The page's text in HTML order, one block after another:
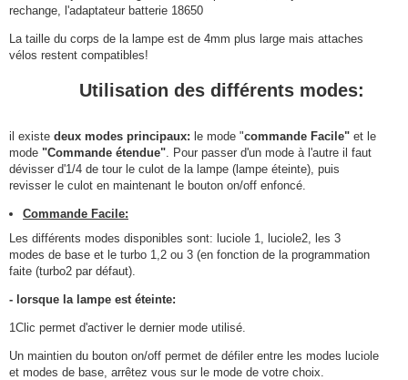
rechange, l'adaptateur batterie 18650
La taille du corps de la lampe est de 4mm plus large mais attaches
vélos restent compatibles!
Utilisation des différents modes:
il existe deux modes principaux: le mode "commande Facile" et le
mode "Commande étendue". Pour passer d'un mode à l'autre il faut
dévisser d'1/4 de tour le culot de la lampe (lampe éteinte), puis
revisser le culot en maintenant le bouton on/off enfoncé.
Commande Facile:
Les différents modes disponibles sont: luciole 1, luciole2, les 3
modes de base et le turbo 1,2 ou 3 (en fonction de la programmation
faite (turbo2 par défaut).
- lorsque la lampe est éteinte:
1Clic permet d'activer le dernier mode utilisé.
Un maintien du bouton on/off permet de défiler entre les modes luciole
et modes de base, arrêtez vous sur le mode de votre choix.